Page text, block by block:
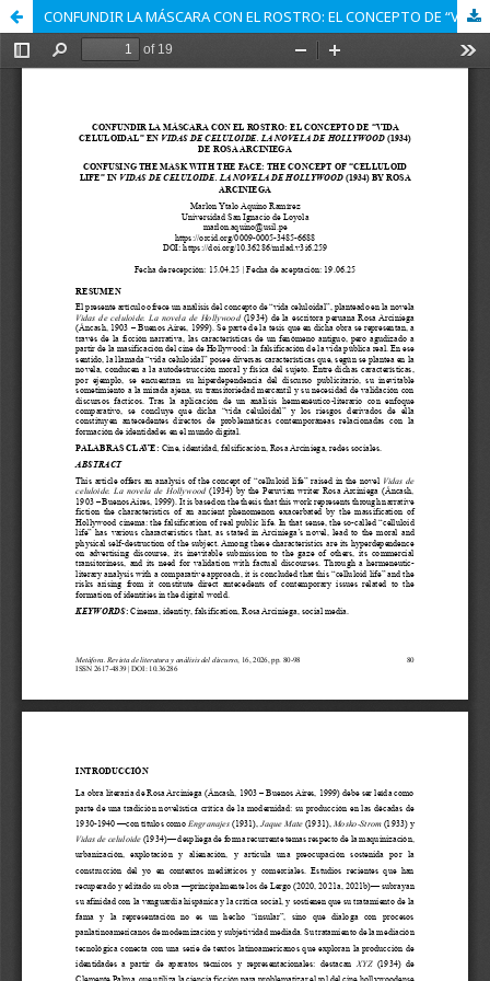
CONFUNDIR LA MÁSCARA CON EL ROSTRO: EL CONCEPTO DE “VIDA CELULOIDAL” EN VIDAS DE CELULOIDE. LA NOVELA DE HOLLYWOOD (1934) DE ROSA ARCINIEGA